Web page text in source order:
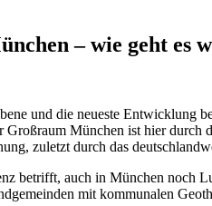
– wie geht es
und die neueste Entwicklung
Großraum München ist hier
zuletzt durch das
betrifft, auch in München noch
mit kommunalen